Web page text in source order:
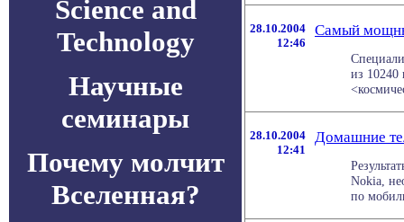
Science and
Technology
Научные
семинары
Почему молчит
Вселенная?
28.10.2004
12:46
Самый
из 10240
28.10.2004
12:41
Домашние
Nokia,
по